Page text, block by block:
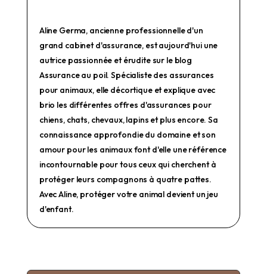
Aline Germa, ancienne professionnelle d'un
grand cabinet d'assurance, est aujourd'hui une
autrice passionnée et érudite sur le blog
Assurance au poil. Spécialiste des assurances
pour animaux, elle décortique et explique avec
brio les différentes offres d'assurances pour
chiens, chats, chevaux, lapins et plus encore. Sa
connaissance approfondie du domaine et son
amour pour les animaux font d'elle une référence
incontournable pour tous ceux qui cherchent à
protéger leurs compagnons à quatre pattes.
Avec Aline, protéger votre animal devient un jeu
d'enfant.